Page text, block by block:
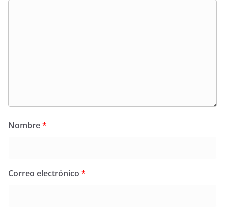
Nombre*
Correo electrónico *